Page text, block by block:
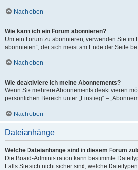
Nach oben
Wie kann ich ein Forum abonnieren?
Um ein Forum zu abonnieren, verwenden Sie im
abonnieren“, der sich meist am Ende der Seite
Nach oben
Wie deaktiviere ich meine Abonnements?
Wenn Sie mehrere Abonnements deaktivieren
persönlichen Bereich unter „Einstieg“ –
Nach oben
Dateianhänge
Welche Dateianhänge sind in diesem Forum
Die Board-Administration kann bestimmte
Falls Sie sich nicht sicher sind, welche